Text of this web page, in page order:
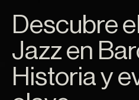
Descubre
Jazz en
Historia y